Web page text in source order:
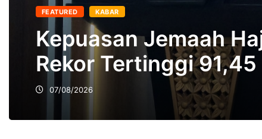
Kinerja Humas
Sabet Popular
Institutions Award
07/08/2026